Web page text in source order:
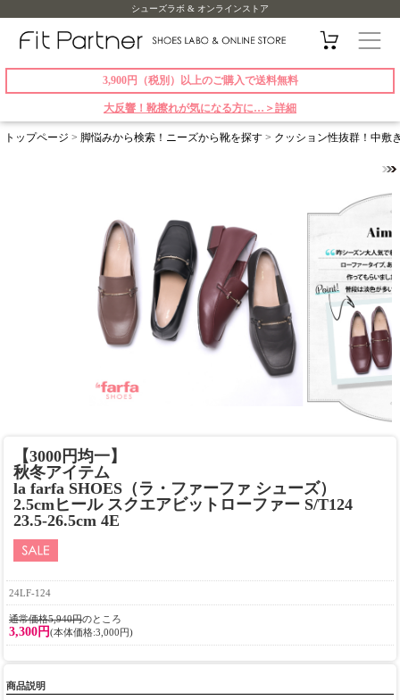
シューズラボ & オンラインストア
3,900円（税別）以上のご購入で送料無料
大反響！靴擦れが気になる方に…＞詳細
トップページ > 脚悩みから検索！ニーズから靴を探す > クッション性抜群！中敷
【3000円均一】
秋冬アイテム
la farfa SHOES（ラ・ファーファ シューズ）
2.5cmヒール スクエアビットローファー S/T124
23.5-26.5cm 4E
24LF-124
通常価格5,940円のところ
3,300円(本体価格:3,000円)
商品説明